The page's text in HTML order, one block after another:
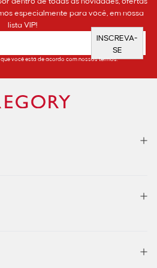
especialmente para você, em nossa
lista VIP!
INSCREVA-
SE
você está de acordo com nossos termos.